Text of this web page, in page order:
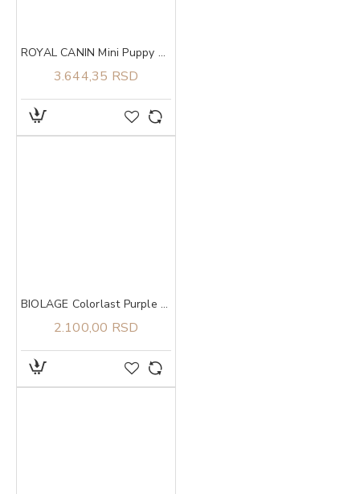
ROYAL CANIN Mini Puppy 2kg
3.644,35 RSD
BIOLAGE Colorlast Purple šampon 250ml
2.100,00 RSD